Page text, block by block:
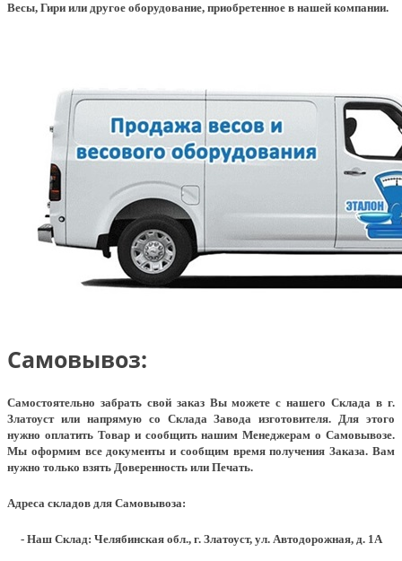
Весы, Гири или другое оборудование, приобретенное в нашей компании.
Самовывоз:
Самостоятельно забрать свой заказ Вы можете с нашего Склада в г.
Златоуст или напрямую со Склада Завода изготовителя. Для этого
нужно оплатить Товар и сообщить нашим Менеджерам о Самовывозе.
Мы оформим все документы и сообщим время получения Заказа. Вам
нужно только взять Доверенность или Печать.
Адреса складов для Самовывоза:
- Наш Склад: Челябинская обл., г. Златоуст, ул. Автодорожная, д. 1А